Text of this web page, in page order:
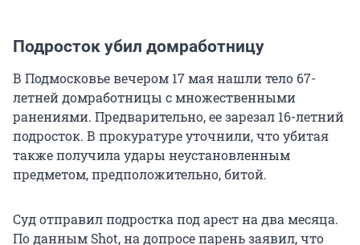
Подросток убил домработницу
В Подмосковье вечером 17 мая нашли тело 67-
летней домработницы с множественными
ранениями. Предварительно, ее зарезал 16-летний
подросток. В прокуратуре уточнили, что убитая
также получила удары неустановленным
предметом, предположительно, битой.
Суд отправил подростка под арест на два месяца.
По данным Shot, на допросе парень заявил, что